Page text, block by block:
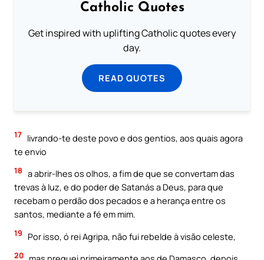
Catholic Quotes
Get inspired with uplifting Catholic quotes every
day.
READ QUOTES
17 livrando-te deste povo e dos gentios, aos quais agora
te envio
18 a abrir-lhes os olhos, a fim de que se convertam das
trevas à luz, e do poder de Satanás a Deus, para que
recebam o perdão dos pecados e a herança entre os
santos, mediante a fé em mim.
19 Por isso, ó rei Agripa, não fui rebelde à visão celeste,
20